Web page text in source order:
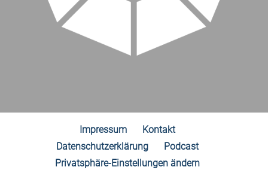
Impressum
Kontakt
Datenschutzerklärung
Podcast
Privatsphäre-Einstellungen ändern